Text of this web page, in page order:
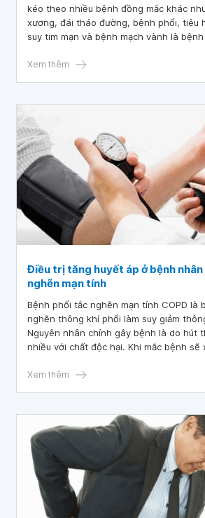
kéo theo nhiều bệnh đồng mắc khác
xương, đái tháo đường, bệnh phổi, tiêu
suy tim mạn và bệnh mạch vành là
Xem thêm
Điều trị tăng huyết áp ở bệnh
nghẽn mạn tính
Bệnh phổi tắc nghẽn mạn tính COPD là
nghẽn thông khí phổi làm suy giảm
Nguyên nhân chính gây bệnh là do hút
nhiều với chất độc hại. Khi mắc bệnh sẽ
Xem thêm